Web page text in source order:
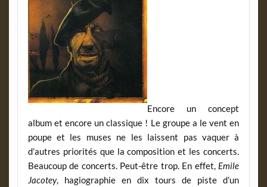
Encore un concept
album et encore un classique ! Le groupe a le vent en
poupe et les muses ne les laissent pas vaquer à
d’autres priorités que la composition et les concerts.
Beaucoup de concerts. Peut-être trop. En effet, Emile
Jacotey, hagiographie en dix tours de piste d’un